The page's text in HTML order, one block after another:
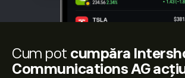
Cum pot cumpăra
Communications AG